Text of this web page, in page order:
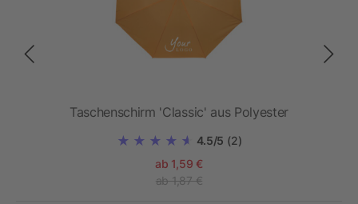
Taschenschirm 'Classic' aus Polyester
4.5/5 (2)
ab 1,59 €
ab 1,87 €